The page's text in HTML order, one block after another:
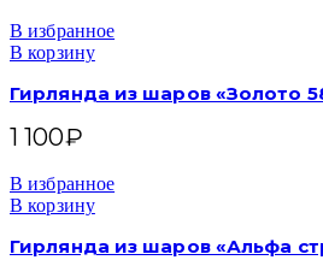
В избранное
В корзину
Гирлянда из шаров «Золото
1 100₽
В избранное
В корзину
Гирлянда из шаров «Альфа